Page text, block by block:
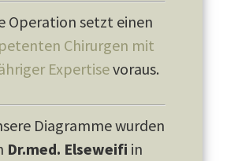
Operation setzt einen
Chirurgen mit
Expertisevoraus.
Diagramme wurden
Dr.med. Elseweifi in